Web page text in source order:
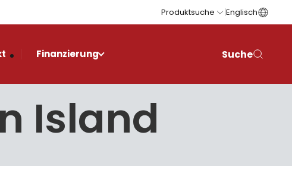
Produktsuche Englisch
Finanzierung Suche
Island